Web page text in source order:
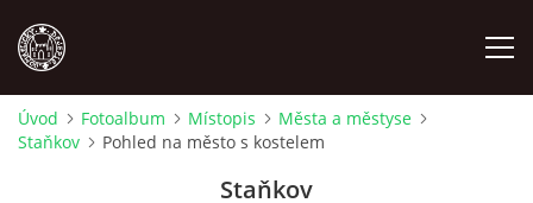
MÍSTOPIS
Úvod Fotoalbum Místopis
Města a městyse
Staňkov
Pohled na město s kostelem
Staňkov